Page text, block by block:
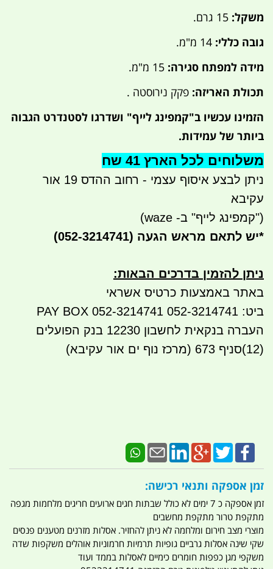
משקל:
גובה כללי:
מידה למפתח סגירה:
תכולת האריזה: פקק נירוסטה .
הזמינו עכשיו ב"קמפינג לייף" ושדרגו לסטנדרט הגבוה
ביותר של עמידות.
משלוחים לכל הארץ 41 שח
ניתן לבצע איסוף עצמי - רחוב ההדס 19 אור
עקיבא
("קמפינג לייף" ב- waze)
*יש לתאם מראש הגעה (052-3214741)
ניתן להזמין בדרכים הבאות:
באתר באמצעות כרטיס אשראי
ביט: 052-3214741 PAY BOX 052-3214741
העברה בנקאית לחשבון 12230 בנק הפועלים
(12)סניף 673 (מרכז נוף ים אור עקיבא)
זמן אספקה ותנאי רכישה:
זמן אספקה כ 7 ימים לא כולל שבתות חגים ארועים חריגים מלחמות מגפה
מתקפת טרור מתקפת מחשבים
מוצרי מצב חירום ומלחמה לא ניתן להחזיר. אסלות מזרנים מטענים פנסים
שקי שינה אסלות גרביים גופיות תרמיות חרמוניות אוהלים משקפות שדה
משקפי מגן כפפות חומרים כימיים לאסלות בממד ועוד